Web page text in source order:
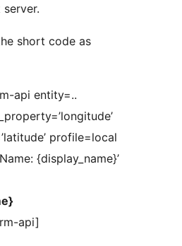
short code as
api entity=..
profile=local
{display_name}’
api]